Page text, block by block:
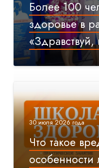
Более 100
здоровье в
30 июля 2026 года
Что такое
особенности